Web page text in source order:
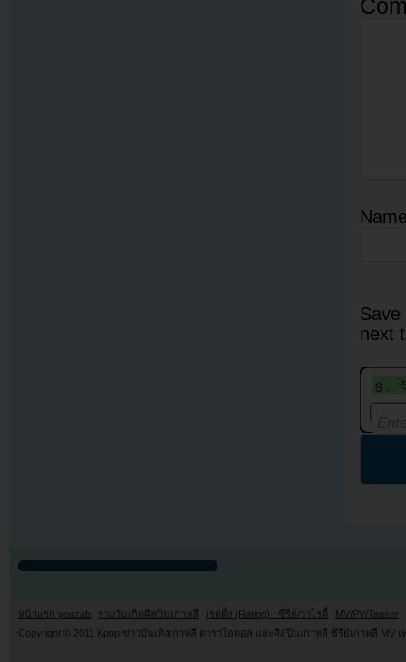
next
หน้าแรก youzab รวมวันเกิดศิลปินเกาหลี เรตติ้ง (Rating) : ซีรี่ย์/วาไรตี้
MV/PV/Teaser
Copyright © 2011 Kpop ข่าวบันเทิงเกาหลี ดาราไอดอล และศิลปินเกาหลี ซีรี่ย์เกาหลี MV